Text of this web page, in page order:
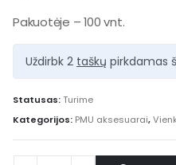
Pakuotėje – 100 vnt.
Uždirbk 2 taškų pirkdamas
Statusas:Turime
Kategorijos: PMU aksesuarai,